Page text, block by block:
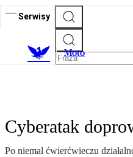
Serwisy
Moto
Cyberatak
Po niemal ćwierćwieczu